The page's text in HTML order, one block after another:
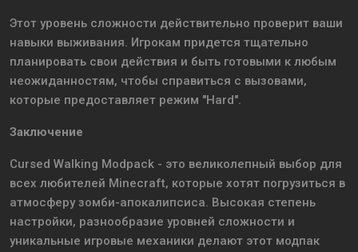
Этот уровень сложности действительно проверит ваши
навыки выживания. Игрокам придется тщательно
планировать свои действия и быть готовыми к любым
неожиданностям, чтобы справиться с вызовами,
которые предоставляет режим "Hard".
Заключение
Cursed Walking Modpack - это великолепный выбор для
всех любителей Minecraft, которые хотят погрузиться в
атмосферу зомби-апокалипсиса. Высокая степень
настройки, разнообразие уровней сложности и
уникальные игровые механики делают этот модпак